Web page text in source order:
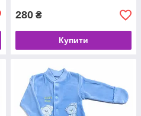
280 ₴
Купити